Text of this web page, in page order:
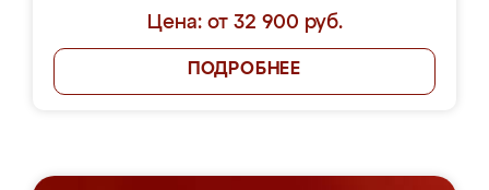
Цена: от 32 900 руб.
ПОДРОБНЕЕ